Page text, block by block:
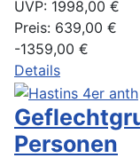
UVP: 1998,00 €
Preis: 639,00 €
-1359,00 €
Details
Personen